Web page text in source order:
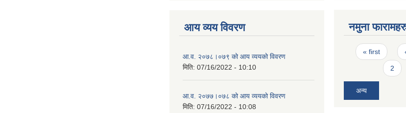
आय व्यय विवरण
आ.व. २०७८।०७९ को आय व्ययको विवरण
मिति: 07/16/2022 - 10:10
आ.व. २०७७।०७८ को आय व्ययको विवरण
मिति: 07/16/2022 - 10:08
नमुना
Pages
« first
2
अन्य